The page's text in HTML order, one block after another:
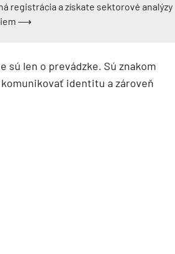
registrácia a získate sektorové analýzy
⟶
sú len o prevádzke. Sú znakom
identitu a zároveň